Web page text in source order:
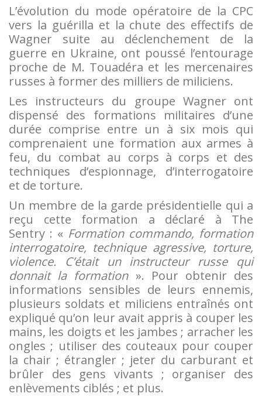
L’évolution du mode opératoire de la CPC
vers la guérilla et la chute des effectifs de
Wagner suite au déclenchement de la
guerre en Ukraine, ont poussé l’entourage
proche de M. Touadéra et les mercenaires
russes à former des milliers de miliciens.
Les instructeurs du groupe Wagner ont
dispensé des formations militaires d’une
durée comprise entre un à six mois qui
comprenaient une formation aux armes à
feu, du combat au corps à corps et des
techniques d’espionnage, d’interrogatoire
et de torture.
Un membre de la garde présidentielle qui a
reçu cette formation a déclaré à The
Sentry : « Formation commando, formation
interrogatoire, technique agressive, torture,
violence. C’était un instructeur russe qui
donnait la formation». Pour obtenir des
informations sensibles de leurs ennemis,
plusieurs soldats et miliciens entraînés ont
expliqué qu’on leur avait appris à couper les
mains, les doigts et les jambes ; arracher les
ongles ; utiliser des couteaux pour couper
la chair ; étrangler ; jeter du carburant et
brûler des gens vivants ; organiser des
enlèvements ciblés ; et plus.